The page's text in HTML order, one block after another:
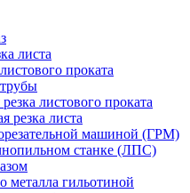
листа
проката
листового проката
резка листа
машиной (ГРМ)
станке (ЛПС)
металла гильотиной